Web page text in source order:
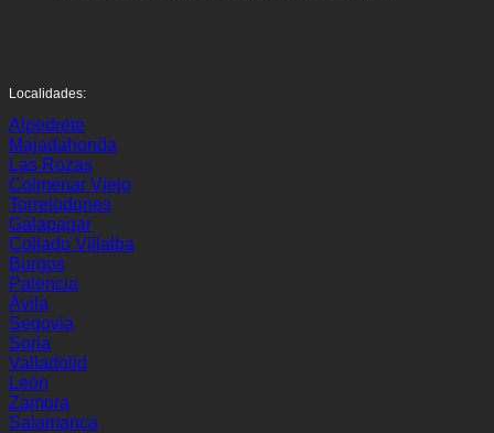
Localidades:
Alpedrete
Majadahonda
Las Rozas
Colmenar Viejo
Torrelodones
Galapagar
Collado Villalba
Burgos
Palencia
Ávila
Segovia
Soria
Valladolid
León
Zamora
Salamanca